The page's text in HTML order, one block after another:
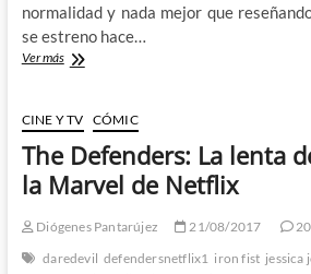
normalidad y nada mejor que
se estreno hace…
Ver másLos
Netflix
–
Lo
que
podría
sido
CINE Y TV CÓMIC
The Defenders: La lenta
la Marvel de Netflix
Diógenes Pantarújez 21/08/2017
daredevil defendersnetflix1 iron fist jessica